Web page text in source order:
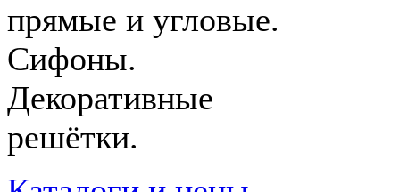
прямые и угловые.
Сифоны.
Декоративные
решётки.